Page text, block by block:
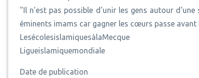
"Il n'est pas possible d'unir les gens autour
éminents imams car gagner les cœurs passe
LesécolesislamiquesàlaMecque
Ligueislamiquemondiale
Date de publication